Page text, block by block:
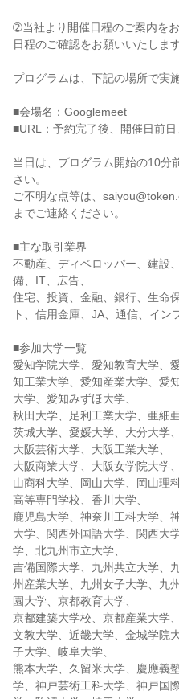
➁当社より開催日程のご案内を
日程のご確認をお願いいたします
プログラムは、下記の場所で実
■会場名：Googlemeet
■URL：予約完了後、開催日前
当日は、プログラム開始の10分
さい。
ご不明な点等は、
までご連絡ください。
■主な取引業界
不動産、ディベロッパー、建設
備、IT、広告、
住宅、投資、金融、銀行、生命
ト、信用金庫、JA、通信、イン
■参加大学一覧
愛知学院大学、愛知教育大学、
知工業大学、愛知産業大学、愛
大学、愛知みずほ大学、
秋田大学、足利工業大学、亜細
茨城大学、愛媛大学、大分大学
大阪芸術大学、大阪工業大学、
大阪商業大学、大阪女学院大学
山商科大学、岡山大学、岡山理
高等専門学校、香川大学、
鹿児島大学、神奈川工科大学、
大学、関西外国語大学、関西大
学、北九州市立大学、
吉備国際大学、九州共立大学、
州産業大学、九州女子大学、九
園大学、京都教育大学、
京都建築大学校、京都産業大学
文教大学、近畿大学、金城学院
子大学、岐阜大学、
熊本大学、久留米大学、慶應義
学、神戸芸術工科大学、神戸国